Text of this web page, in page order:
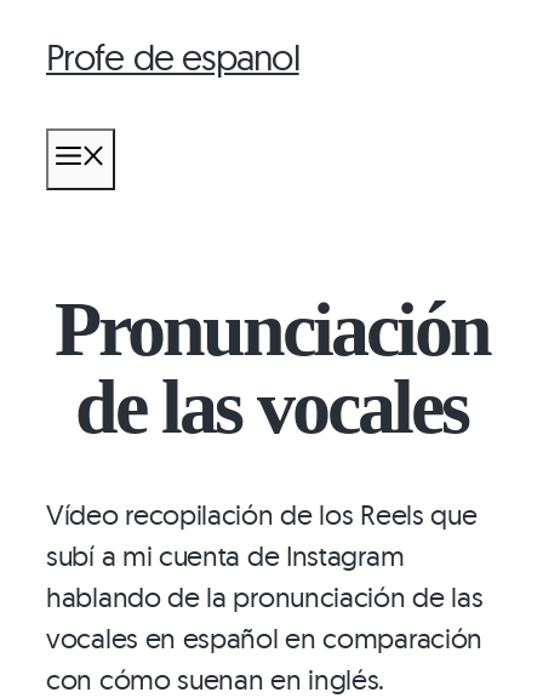
Saltar
contenido
Profe de espanol
Pronunciación
de las vocales
Vídeo recopilación de los Reels que
subí a mi cuenta de Instagram
hablando de la pronunciación de las
vocales en español en comparación
con cómo suenan en inglés.